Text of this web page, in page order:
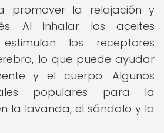
promover la relajación y
Al inhalar los aceites
los receptores
lo que puede ayudar
y el cuerpo. Algunos
populares para la
la lavanda, el sándalo y la